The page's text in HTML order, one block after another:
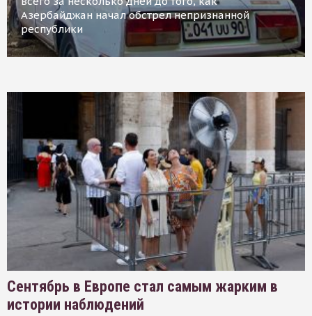
Азербайджан начал обстрел непризнанной
республики
Сентябрь в Европе стал самым жарким в
истории наблюдений